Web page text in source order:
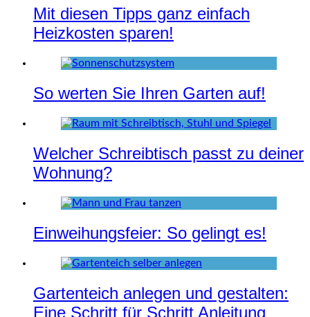
Mit diesen Tipps ganz einfach
Heizkosten sparen!
So werten Sie Ihren Garten auf!
Welcher Schreibtisch passt zu deiner
Wohnung?
Einweihungsfeier: So gelingt es!
Gartenteich anlegen und gestalten:
Eine Schritt für Schritt Anleitung